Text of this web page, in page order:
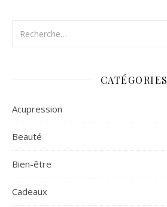
CATÉGORIES
Acupression
Beauté
Bien-être
Cadeaux